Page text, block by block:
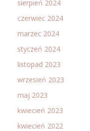
sierpień 2024
czerwiec 2024
marzec 2024
styczeń 2024
listopad 2023
wrzesień 2023
maj 2023
kwiecień 2023
kwiecień 2022